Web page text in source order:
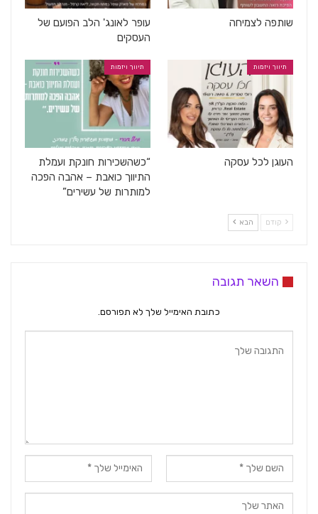
שותפה לצמיחה
עופר לאונג' הלב הפועם של
העסקים
תיווך ויזמות
העוגן לכל עסקה
תיווך ויזמות
“כשהשכירות חונקת ועמלת
התיווך כואבת – אהבה הפכה
למותרות של עשירים”
קודם הבא
השאר תגובה
כתובת האימייל שלך לא תפורסם.